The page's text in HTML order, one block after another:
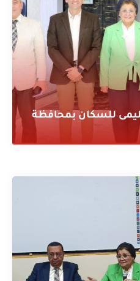
للسكان بمحافظة